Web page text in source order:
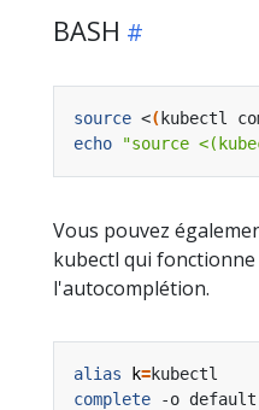
BASH
source <( kubectl
echo
"source
Vous pouvez
kubectl qui fonctionne
l'autocomplétion.
alias k=
complete